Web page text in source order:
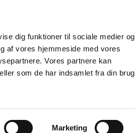
dig funktioner til sociale medier og
af vores hjemmeside med vores
Vores partnere kan
som de har indsamlet fra din brug
Marketing
Om os Kontakt Udgivelser
Apoteker og salg af
Medicinsk